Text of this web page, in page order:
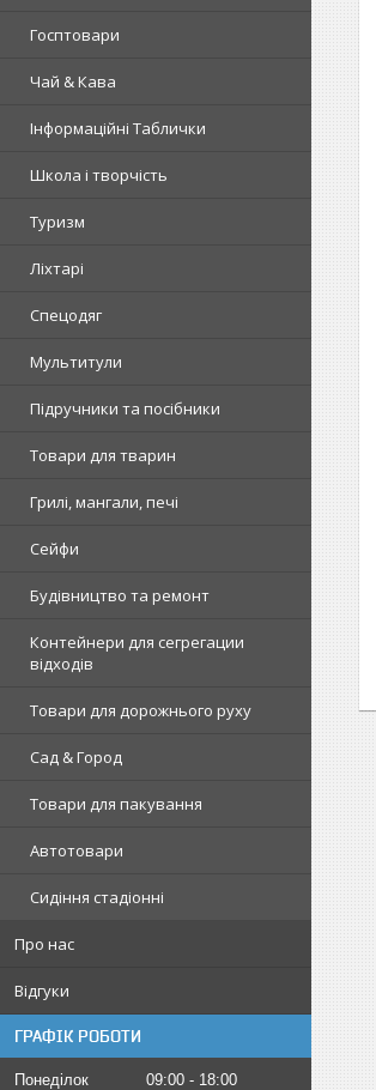
Госптовари
Чай & Кава
Інформаційні Таблички
Школа і творчість
Туризм
Ліхтарі
Спецодяг
Мультитули
Підручники та посібники
Товари для тварин
Грилі, мангали, печі
Сейфи
Будівництво та ремонт
Контейнери для сегрегации
відходів
Товари для дорожнього руху
Сад & Город
Товари для пакування
Автотовари
Сидіння стадіонні
Про нас
Відгуки
ГРАФІК РОБОТИ
Понеділок 09:00
18:00